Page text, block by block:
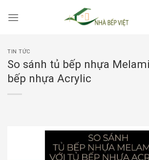
TIN TỨC
So sánh tủ bếp nhựa
bếp nhựa Acrylic